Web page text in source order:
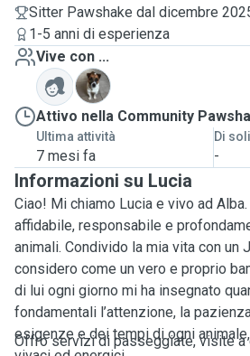
Sitter Pawshake dal dicembre
1-5 anni di esperienza
Vive con ...
J
Attivo nella Community
Ultima attività
7 mesi fa
Di
-
Informazioni su Lucia
Ciao! Mi chiamo Lucia e vivo ad
affidabile, responsabile e
animali. Condivido la mia vita con un
considero come un vero e proprio
di lui ogni giorno mi ha insegnato
fondamentali l’attenzione, la
esigenze e dei tempi di ogni
Offro servizi di passeggiate, visite a